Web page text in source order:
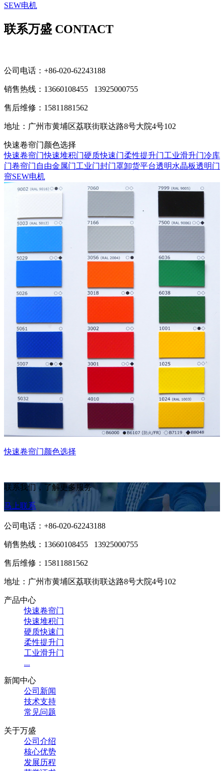
SEW电机
联系万盛 CONTACT
公司电话：+86-020-62243188
销售热线： 13660108455 13925000755
售后维修：15811881562
地址：广州市黄埔区荔联街联达路8号大院4号102
快速卷帘门颜色选择
快速卷帘门快速堆积门硬质快速门柔性提升门工业滑升门冷库
门卷帘门 自由金属门工业门封门罩卸货平台透明水晶板透明门
帘SEW电机
快速卷帘门颜色选择
联系我们，了解更多服务
马上联系
公司电话：+86-020-62243188
销售热线： 13660108455 13925000755
售后维修：15811881562
地址：广州市黄埔区荔联街联达路8号大院4号102
产品中心
快速卷帘门
快速堆积门
硬质快速门
柔性提升门
工业滑升门
...
新闻中心
公司新闻
技术支持
常见问题
关于万盛
公司介绍
核心优势
发展历程